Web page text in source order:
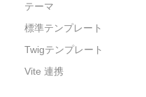
テーマ
標準テンプレート
Twigテンプレート
Vite 連携